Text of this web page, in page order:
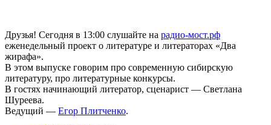
Друзья! Сегодня в 13:00 слушайте на радио-мост.рф
еженедельный проект о литературе и литераторах «Два
жирафа».
В этом выпуске говорим про современную сибирскую
литературу, про литературные конкурсы.
В гостях начинающий литератор, сценарист — Светлана
Шуреева.
Ведущий — Егор Плитченко.